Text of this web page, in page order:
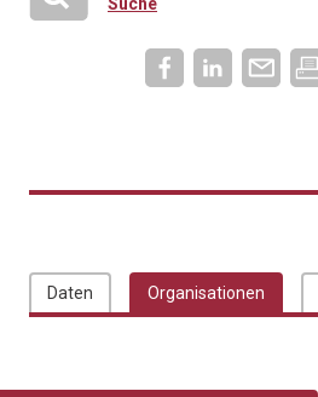
Daten Organisationen